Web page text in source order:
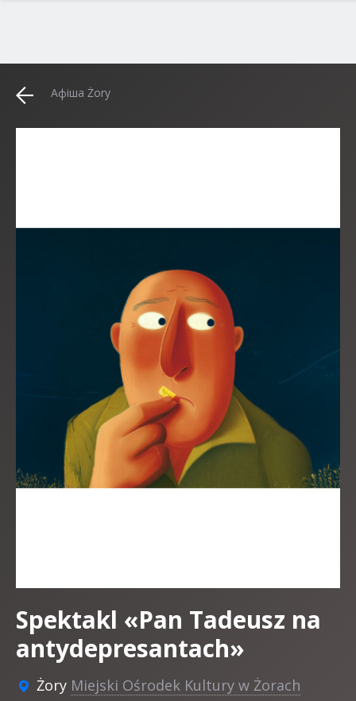
Афіша Żory
Spektakl «Pan Tadeusz na
antydepresantach»
Żory Miejski Ośrodek Kultury w Żorach